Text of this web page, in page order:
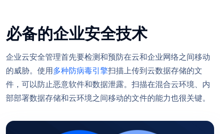
必备的企业安全技术
企业云安全管理首先要检测和预防在云和企业网络之间移动
的威胁。使用 多种防病毒引擎扫描上传到云数据存储的文
件，可以防止恶意软件和数据泄露。扫描在混合云环境、内
部部署数据存储和云环境之间移动的文件的能力也很关键。